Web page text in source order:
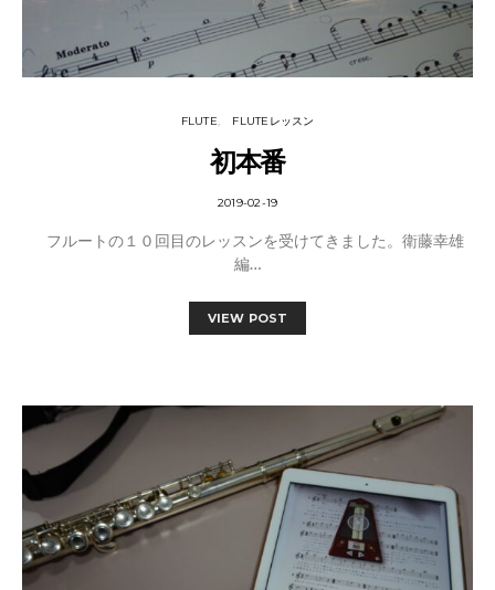
FLUTE FLUTEレッスン
初本番
2019-02-19
フルートの１０回目のレッスンを受けてきました。衛藤幸雄
編…
VIEW POST